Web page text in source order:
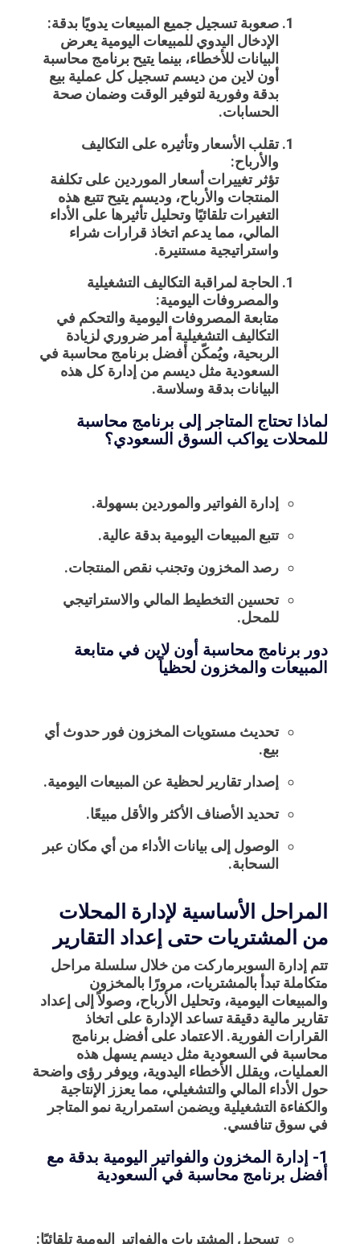
صعوبة تسجيل جميع المبيعات يدويًا بدقة:
الإدخال اليدوي للمبيعات اليومية يعرض
البيانات للأخطاء، بينما يتيحبرنامج محاسبة
أون لاين من ديسم تسجيل كل عملية بيع
بدقة وفورية لتوفير الوقت وضمان صحة
الحسابات.
تقلب الأسعار وتأثيره على التكاليف
والأرباح:
تؤثر تغييرات أسعار الموردين على تكلفة
المنتجات والأرباح، وديسم يتيح تتبع هذه
التغيرات تلقائيًا وتحليل تأثيرها على الأداء
المالي، مما يدعم اتخاذ قرارات شراء
واستراتيجية مستنيرة.
الحاجة لمراقبة التكاليف التشغيلية
والمصروفات اليومية:
متابعة المصروفات اليومية والتحكم في
التكاليف التشغيلية أمر ضروري لزيادة
الربحية، ويُمكّنأفضل برنامج محاسبة في
السعودية مثل ديسم من إدارة كل هذه
البيانات بدقة وسلاسة.
لماذا تحتاج المتاجر إلى برنامج محاسبة
للمحلات يواكب السوق السعودي؟
إدارة الفواتير والموردين بسهولة.
تتبع المبيعات اليومية بدقة عالية.
رصد المخزون وتجنب نقص المنتجات.
تحسين التخطيط المالي والاستراتيجي
للمحل.
دور برنامج محاسبة أون لاين في متابعة
المبيعات والمخزون لحظياً
تحديث مستويات المخزون فور حدوث أي
بيع.
إصدار تقارير لحظية عن المبيعات اليومية.
تحديد الأصناف الأكثر والأقل مبيعًا.
الوصول إلى بيانات الأداء من أي مكان عبر
السحابة.
المراحل الأساسية لإدارة المحلات
من المشتريات حتى إعداد التقارير
تتم إدارة السوبرماركت من خلال سلسلة مراحل
متكاملة تبدأ بالمشتريات، مرورًا بالمخزون
والمبيعات اليومية، وتحليل الأرباح، وصولاً إلى إعداد
تقارير مالية دقيقة تساعد الإدارة على اتخاذ
القرارات الفورية. الاعتماد على أفضل برنامج
محاسبة في السعودية مثل ديسم يسهل هذه
العمليات، ويقلل الأخطاء اليدوية، ويوفر رؤى واضحة
حول الأداء المالي والتشغيلي، مما يعزز الإنتاجية
والكفاءة التشغيلية ويضمن استمرارية نمو المتاجر
في سوق تنافسي.
1- إدارة المخزون والفواتير اليومية بدقة مع
أفضل برنامج محاسبة في السعودية
تسجيل المشتريات والفواتير اليومية تلقائيًا: